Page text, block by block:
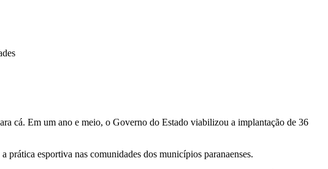
cá. Em um ano e meio, o Governo do Estado viabilizou a implantação de 36
esportiva nas comunidades dos municípios paranaenses.